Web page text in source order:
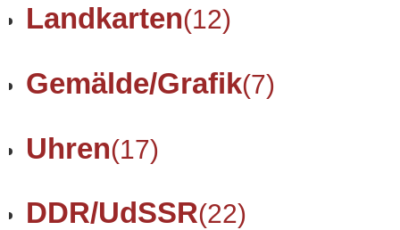
Landkarten(12)
Gemälde/Grafik(7)
Uhren(17)
DDR/UdSSR(22)